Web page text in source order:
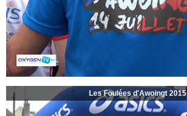
Les Foulées d'Awoingt 2015